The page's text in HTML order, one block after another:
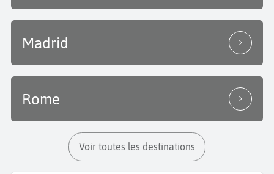
Madrid
Rome
Voir toutes les destinations